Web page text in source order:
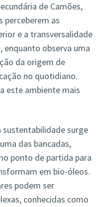
de Camões,
perceberem as
e a transversalidade
enquanto observa uma
da origem de
no quotidiano.
este ambiente mais
sustentabilidade surge
das bancadas,
ponto de partida para
em bio-óleos.
podem ser
conhecidas como